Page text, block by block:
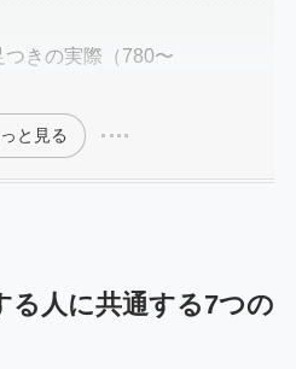
つきの実際（780〜
と見る
る人に共通する7つの